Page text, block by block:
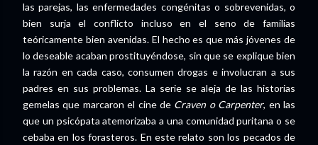
las parejas, las enfermedades congénitas o sobrevenidas, o
bien surja el conflicto incluso en el seno de familias
teóricamente bien avenidas. El hecho es que más jóvenes de
lo deseable acaban prostituyéndose, sin que se explique bien
la razón en cada caso, consumen drogas e involucran a sus
padres en sus problemas. La serie se aleja de las historias
gemelas que marcaron el cine de Craven o Carpenter, en las
que un psicópata atemorizaba a una comunidad puritana o se
cebaba en los forasteros. En este relato son los pecados de